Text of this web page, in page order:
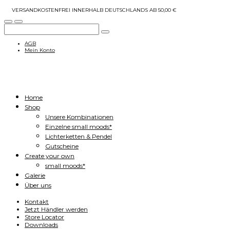
VERSANDKOSTENFREI INNERHALB DEUTSCHLANDS AB 50,00 €
AGB
Mein Konto
Home
Shop
Unsere Kombinationen
Einzelne small moods*
Lichterketten & Pendel
Gutscheine
Create your own
small moods*
Galerie
Über uns
Kontakt
Jetzt Händler werden
Store Locator
Downloads